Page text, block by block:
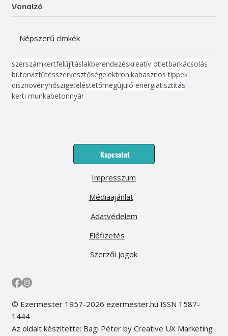
Vonalzó
Népszerű címkék
szerszámkertfelújításlakberendezéskreatív ötletbarkácsolás
bútorvízfűtésszerkesztőségelektronikahasznos tippek
dísznövényhőszigeteléstetőmegújuló energiatisztítás
kerti munkabetonnyár
Kapcsolat
Médiaajánlat
Előfizetés
Impresszum
Adatvédelem
Szerzői jogok
© Ezermester 1957-2026 ezermester.hu ISSN 1587-
1444
Az oldalt készítette: Bagi Péter by Creative UX Marketing